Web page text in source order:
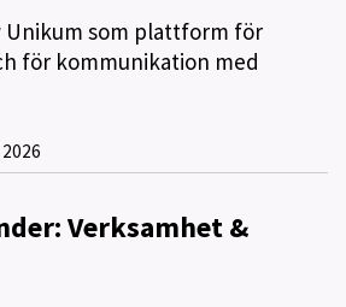
Unikum som plattform för
för kommunikation med
Verksamhet &